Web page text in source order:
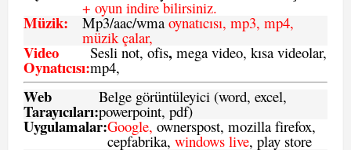
+ oyun indire bilirsiniz.
Müzik: Mp3/aac/wmaoynatıcısı, mp3, mp4,
müzik çalar,
Video
Oynatıcısı:
Sesli not, ofis, mega video, kısa videolar,
mp4,
Web
Tarayıcıları:
Belge görüntüleyici (word, excel,
powerpoint, pdf)
Uygulamalar:Google, ownerspost, mozilla firefox,
cepfabrika, windows live, play store